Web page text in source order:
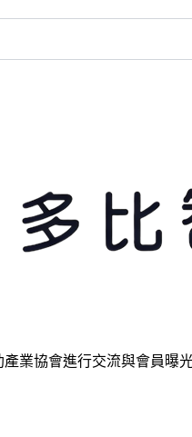
業協會進行交流與會員曝